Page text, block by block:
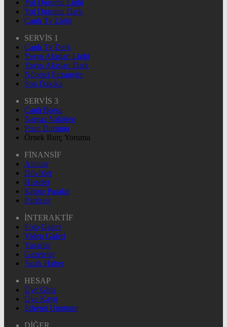
Yol Durumu Light
Yol Durumu Dark
Canlı Tv Light
SERVİS 1
Canlı Tv Dark
Yayın Akışları Light
Yayın Akışları Dark
Nöbetçi Eczaneler
Son Dakika
SERVİS 3
Canlı Borsa
Namaz Vakitleri
Puan Durumu
Örnek Burç Yorumu
FİNANSİF
Altınlar
Dövizler
Hisseler
Kripto Paralar
Pariteler
İNTERAKTİF
Foto Galeri
Video Galeri
Yazarlar
Gazeteler
Sıcak Haber
HESAP
Üye Giriş
Üye Kayıt
Şifremi Unuttum
DİĞER